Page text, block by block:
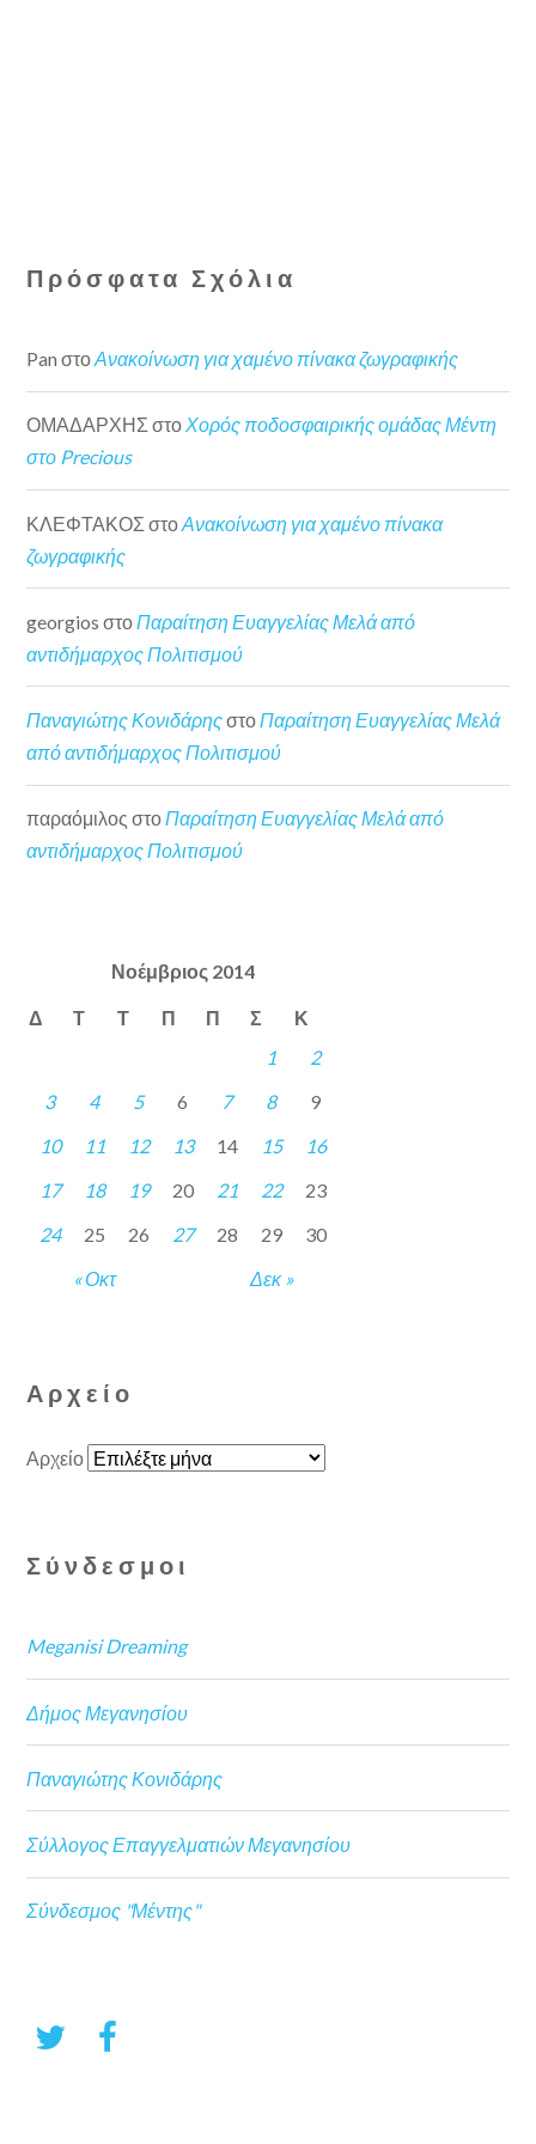
Πρόσφατα Σχόλια
Pan στοΑνακοίνωση για χαμένο πίνακα ζωγραφικής
ΟΜΑΔΑΡΧΗΣ στοΧορός ποδοσφαιρικής ομάδας Μέντη
στο Precious
ΚΛΕΦΤΑΚΟΣ στοΑνακοίνωση για χαμένο πίνακα
ζωγραφικής
georgios στο Παραίτηση Ευαγγελίας Μελά από
αντιδήμαρχος Πολιτισμού
Παναγιώτης ΚονιδάρηςστοΠαραίτηση Ευαγγελίας Μελά
από αντιδήμαρχος Πολιτισμού
παραόμιλος στοΠαραίτηση Ευαγγελίας Μελά από
αντιδήμαρχος Πολιτισμού
Νοέμβριος 2014
Δ Τ Τ Π Π Σ Κ
« Οκτ Δεκ »
1
2
3
4 5 6 7 8
9
10
11 12 13 14 15
16
17
18 19 20 21 22
23
24
25 26 27 28 29 30
Αρχείο
Αρχείο
Σύνδεσμοι
Meganisi Dreaming
Δήμος Μεγανησίου
Παναγιώτης Κονιδάρης
Σύλλογος Επαγγελματιών Μεγανησίου
Σύνδεσμος "Μέντης"